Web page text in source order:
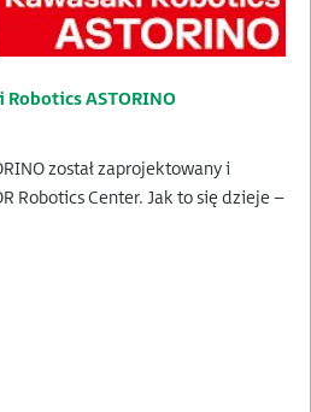
ASTORINO
został zaprojektowany i
Robotics Center. Jak to się dzieje –